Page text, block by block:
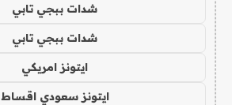
شدات ببجي تابي
شدات ببجي تابي
ايتونز امريكي
ايتونز سعودي اقساط